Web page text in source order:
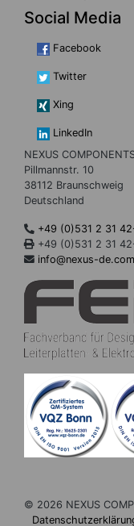
Social Media
Facebook
Twitter
Xing
LinkedIn
NEXUS
Pillmannstr. 10
38112 Braunschweig
Deutschland
+49 (0)531 2 31
+49 (0)531 2 31
info@nexus-de.com
© 2026 NEXUS